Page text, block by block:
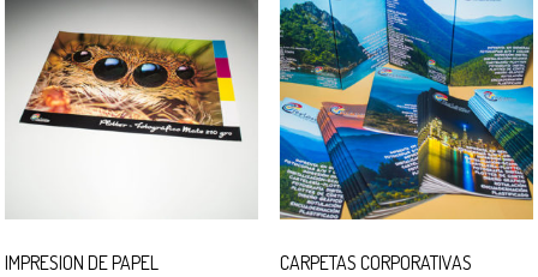
IMPRESION DE PAPEL
CARPETAS CORPORATIVAS